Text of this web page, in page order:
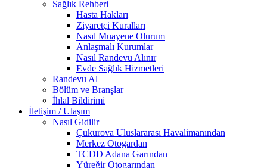
Sağlık Rehberi
Hasta Hakları
Ziyaretçi Kuralları
Nasıl Muayene Olurum
Anlaşmalı Kurumlar
Nasıl Randevu Alınır
Evde Sağlık Hizmetleri
Randevu Al
Bölüm ve Branşlar
İhlal Bildirimi
İletişim / Ulaşım
Nasıl Gidilir
Çukurova Uluslararası Havalimanından
Merkez Otogardan
TCDD Adana Garından
Yüreğir Otogarından